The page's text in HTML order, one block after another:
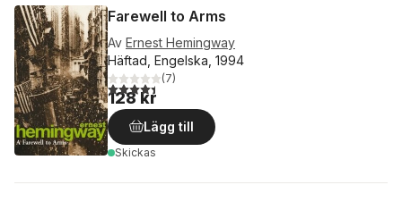
Farewell to Arms
Av Ernest Hemingway
Häftad, Engelska, 1994
4,4utav 5 stjärnor. Totalt antal röster:
(7)
128 kr
Lägg till
Skickas